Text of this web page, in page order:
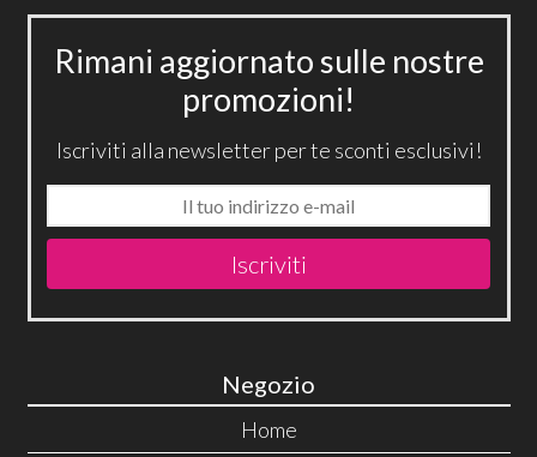
Rimani aggiornato sulle nostre
promozioni!
Iscriviti alla newsletter per te sconti esclusivi!
Iscriviti
Negozio
Home